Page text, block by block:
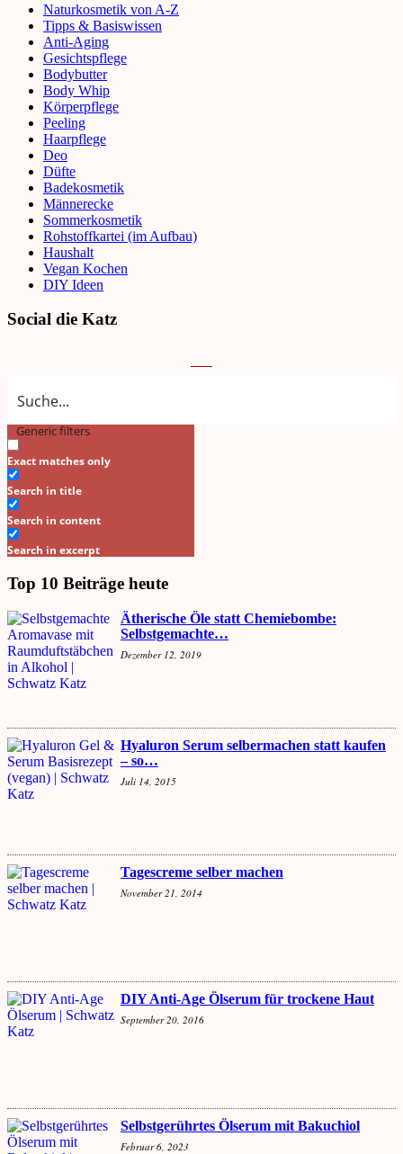
Naturkosmetik von A-Z
Tipps & Basiswissen
Anti-Aging
Gesichtspflege
Bodybutter
Body Whip
Körperpflege
Peeling
Haarpflege
Deo
Düfte
Badekosmetik
Männerecke
Sommerkosmetik
Rohstoffkartei (im Aufbau)
Haushalt
Vegan Kochen
DIY Ideen
Social die Katz
Generic filters
Exact matches only
Search in title
Search in content
Search in excerpt
Top 10 Beiträge heute
Ätherische Öle statt Chemiebombe:
Selbstgemachte…
Dezember 12, 2019
Hyaluron Serum selbermachen statt kaufen
– so…
Juli 14, 2015
Tagescreme selber machen
November 21, 2014
DIY Anti-Age Ölserum für trockene Haut
September 20, 2016
Selbstgerührtes Ölserum mit Bakuchiol
Februar 6, 2023